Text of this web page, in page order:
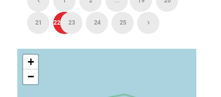
21 22 23 24 25
+
−